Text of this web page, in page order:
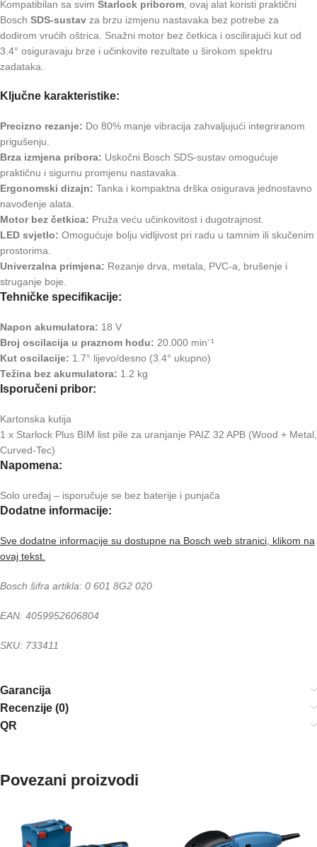
Kompatibilan sa svim Starlock priborom , ovaj alat koristi praktični
Bosch SDS-sustav za brzu izmjenu nastavaka bez potrebe za
dodirom vrućih oštrica. Snažni motor bez četkica i oscilirajući kut od
3.4° osiguravaju brze i učinkovite rezultate u širokom spektru
zadataka.
Ključne karakteristike:
Precizno rezanje: Do 80% manje vibracija zahvaljujući integriranom
prigušenju.
Brza izmjena pribora: Uskočni Bosch SDS-sustav omogućuje
praktičnu i sigurnu promjenu nastavaka.
Ergonomski dizajn: Tanka i kompaktna drška osigurava jednostavno
navođenje alata.
Motor bez četkica: Pruža veću učinkovitost i dugotrajnost.
LED svjetlo: Omogućuje bolju vidljivost pri radu u tamnim ili skučenim
prostorima.
Univerzalna primjena: Rezanje drva, metala, PVC-a, brušenje i
struganje boje.
Tehničke specifikacije:
Napon akumulatora: 18 V
Broj oscilacija u praznom hodu: 20.000 min⁻¹
Kut oscilacije: 1.7° lijevo/desno (3.4° ukupno)
Težina bez akumulatora: 1.2 kg
Isporučeni pribor:
Kartonska kutija
1 x Starlock Plus BIM list pile za uranjanje PAIZ 32 APB (Wood + Metal,
Curved-Tec)
Napomena:
Solo uređaj – isporučuje se bez baterije i punjača
Dodatne informacije:
Sve dodatne informacije su dostupne na Bosch web stranici, klikom na
ovaj tekst.
Bosch šifra artikla: 0 601 8G2 020
EAN: 4059952606804
SKU: 733411
Garancija
Recenzije (0)
QR
Povezani proizvodi